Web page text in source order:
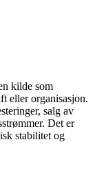
kilde som
eller organisasjon.
salg av
Det er
stabilitet og